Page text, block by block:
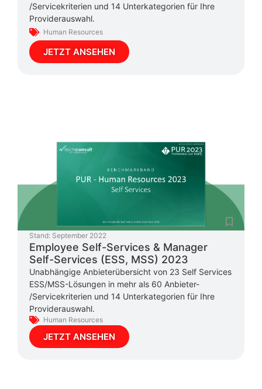
/Servicekriterien und 14 Unterkategorien für Ihre
Providerauswahl.
Human Resources
JETZT ANSEHEN
Stand: September 2022
Employee Self-Services & Manager
Self-Services (ESS, MSS) 2023
Unabhängige Anbieterübersicht von 23 Self Services
ESS/MSS-Lösungen in mehr als 60 Anbieter-
/Servicekriterien und 14 Unterkategorien für Ihre
Providerauswahl.
Human Resources
JETZT ANSEHEN